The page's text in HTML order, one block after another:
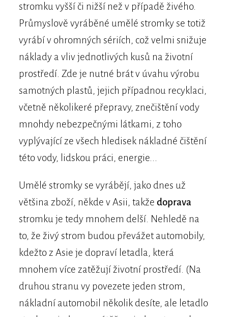
stromku vyšší či nižší než v případě živého.
Průmyslově vyráběné umělé stromky se totiž
vyrábí v ohromných sériích, což velmi snižuje
náklady a vliv jednotlivých kusů na životní
prostředí. Zde je nutné brát v úvahu výrobu
samotných plastů, jejich případnou recyklaci,
včetně několikeré přepravy, znečištění vody
mnohdy nebezpečnými látkami, z toho
vyplývající ze všech hledisek nákladné čištění
této vody, lidskou práci, energie...
Umělé stromky se vyrábějí, jako dnes už
většina zboží, někde v Asii, takže doprava
stromku je tedy mnohem delší. Nehledě na
to, že živý strom budou převážet automobily,
kdežto z Asie je dopraví letadla, která
mnohem více zatěžují životní prostředí. (Na
druhou stranu vy povezete jeden strom,
nákladní automobil několik desíte, ale letadlo